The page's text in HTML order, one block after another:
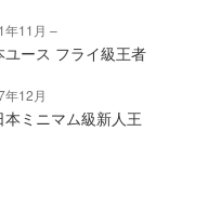
年11月
ユース フライ級王者
年12月
本ミニマム級新人王